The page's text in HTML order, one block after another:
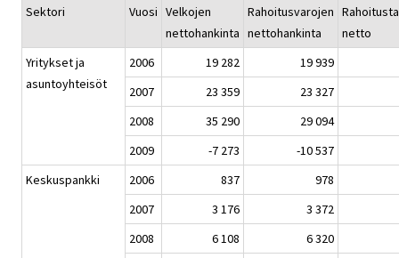
Sektori Vuosi Velkojen
nettohankinta
Rahoitusvarojen
nettohankinta
netto
Yritykset ja
asuntoyhteisöt
2006 19 282
19 939
2007
23 359
23 327
2008
35 290
29 094
2009
-7 273
-10 537
Keskuspankki
2006 837
978
2007
3 176
3 372
2008
6 108
6 320